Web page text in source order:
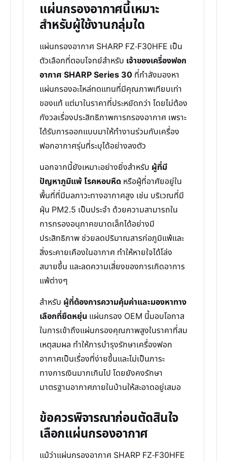
แผ่นกรองอากาศนี้เหมาะ
สำหรับผู้ใช้งานกลุ่มใด
แผ่นกรองอากาศ SHARP FZ-F30HFE เป็น
ตัวเลือกที่ตอบโจทย์สำหรับ เจ้าของเครื่องฟอก
อากาศ SHARP Series 30 ที่กำลังมองหา
แผ่นกรองอะไหล่ทดแทนที่มีคุณภาพเทียบเท่า
ของแท้ แต่มาในราคาที่ประหยัดกว่า โดยไม่ต้อง
กังวลเรื่องประสิทธิภาพการกรองอากาศ เพราะ
ได้รับการออกแบบมาให้ทำงานร่วมกับเครื่อง
ฟอกอากาศรุ่นที่ระบุได้อย่างลงตัว
นอกจากนี้ยังเหมาะอย่างยิ่งสำหรับ ผู้ที่มี
ปัญหาภูมิแพ้ โรคหอบหืด หรือผู้ที่อาศัยอยู่ใน
พื้นที่ที่มีมลภาวะทางอากาศสูง เช่น บริเวณที่มี
ฝุ่น PM2.5 เป็นประจำ ด้วยความสามารถใน
การกรองอนุภาคขนาดเล็กได้อย่างมี
ประสิทธิภาพ ช่วยลดปริมาณสารก่อภูมิแพ้และ
สิ่งระคายเคืองในอากาศ ทำให้หายใจได้โล่ง
สบายขึ้น และลดความเสี่ยงของการเกิดอาการ
แพ้ต่างๆ
สำหรับ ผู้ที่ต้องการความคุ้มค่าและมองหาทาง
เลือกที่ยืดหยุ่น แผ่นกรอง OEM นี้มอบโอกาส
ในการเข้าถึงแผ่นกรองคุณภาพสูงในราคาที่สม
เหตุสมผล ทำให้การบำรุงรักษาเครื่องฟอก
อากาศเป็นเรื่องที่ง่ายขึ้นและไม่เป็นภาระ
ทางการเงินมากเกินไป โดยยังคงรักษา
มาตรฐานอากาศภายในบ้านให้สะอาดอยู่เสมอ
ข้อควรพิจารณาก่อนตัดสินใจ
เลือกแผ่นกรองอากาศ
แม้ว่าแผ่นกรองอากาศ SHARP FZ-F30HFE